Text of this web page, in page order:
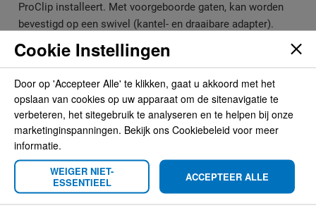
ProClip installeert. Met voorgeboorde gaten, kan worden
bevestigd op een swivel (kantel- en draaibare adapter).
50x95x5 mm.
Meer informatie
Meer
informatie
Brodit
7320282152284
Montage accessoire
zwart
Cookie Instellingen
Door op 'Accepteer Alle' te klikken, gaat u akkoord met het
opslaan van cookies op uw apparaat om de sitenavigatie te
verbeteren, het sitegebruik te analyseren en te helpen bij onze
marketinginspanningen. Bekijk ons Cookiebeleid voor meer
informatie.
WEIGER NIET-
ESSENTIEEL
ACCEPTEER ALLE